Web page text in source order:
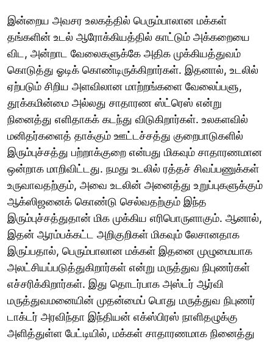
இன்றைய அவசர உலகத்தில் பெரும்பாலான மக்கள்
தங்களின் உடல் ஆரோக்கியத்தில் காட்டும் அக்கறையை
விட, அன்றாட வேலைகளுக்கே அதிக முக்கியத்துவம்
கொடுத்து ஓடிக் கொண்டிருக்கிறார்கள். இதனால், உடலில்
ஏற்படும் சிறிய அளவிலான மாற்றங்களை வேலைப்பளு,
தூக்கமின்மை அல்லது சாதாரண ஸ்ட்ரெஸ் என்று
நினைத்து எளிதாகக் கடந்து விடுகிறார்கள். உலகளவில்
மனிதர்களைத் தாக்கும் ஊட்டச்சத்து குறைபாடுகளில்
இரும்புச்சத்து பற்றாக்குறை என்பது மிகவும் சாதாரணமான
ஒன்றாக மாறிவிட்டது. நமது உடலில் ரத்தச் சிவப்பணுக்கள்
உருவாவதற்கும், அவை உடலின் அனைத்து உறுப்புகளுக்கும்
ஆக்ஸிஜனைக் கொண்டு செல்வதற்கும் இந்த
இரும்புச்சத்துதான் மிக முக்கிய எரிபொருளாகும். ஆனால்,
இதன் ஆரம்பக்கட்ட அறிகுறிகள் மிகவும் லேசானதாக
இருப்பதால், பெரும்பாலான மக்கள் இதனை முழுமையாக
அலட்சியப்படுத்துகிறார்கள் என்று மருத்துவ நிபுணர்கள்
எச்சரிக்கிறார்கள். இது தொடர்பாக அஸ்டர் ஆர்வி
மருத்துவமனையின் முதன்மைப் பொது மருத்துவ நிபுணர்
டாக்டர் அரவிந்தா இந்தியன் எக்ஸ்பிரஸ் நாளிதழுக்கு
அளித்துள்ள பேட்டியில், மக்கள் சாதாரணமாக நினைத்து